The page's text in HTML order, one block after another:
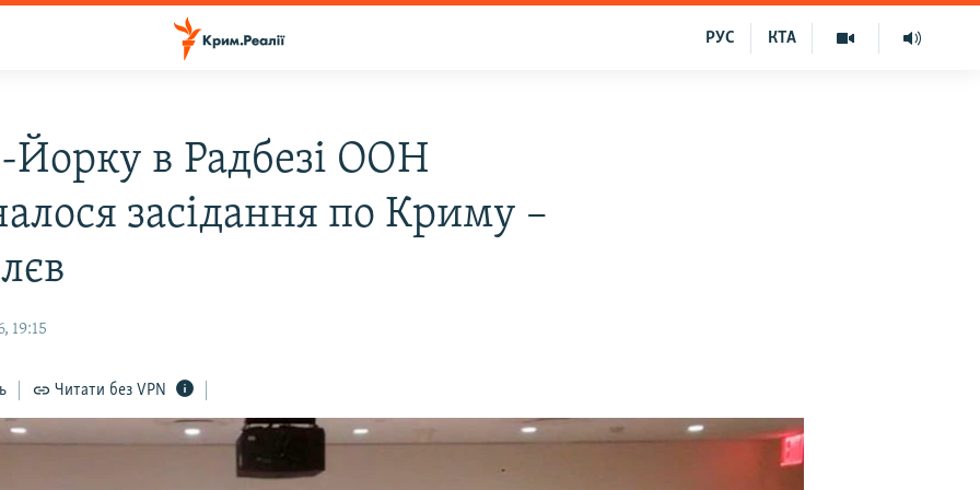
КТА
РУС
в Радбезі ООН
засідання по Криму –
19:15
Читати без VPN